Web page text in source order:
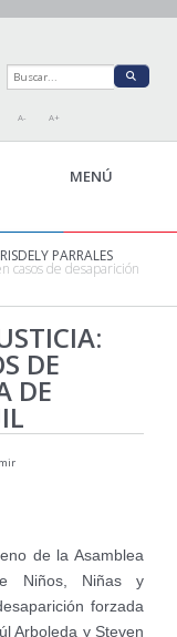
A- A+
MENÚ
PARRALES
casos de desaparición
DE
DE
de la Asamblea
Niños, Niñas y
forzada
Arboleda y Steven